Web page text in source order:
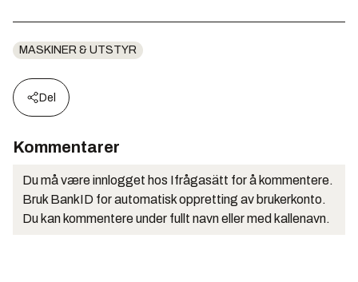
MASKINER & UTSTYR
Del
Kommentarer
Du må være innlogget hos Ifrågasätt for å kommentere.
Bruk BankID for automatisk oppretting av brukerkonto.
Du kan kommentere under fullt navn eller med kallenavn.